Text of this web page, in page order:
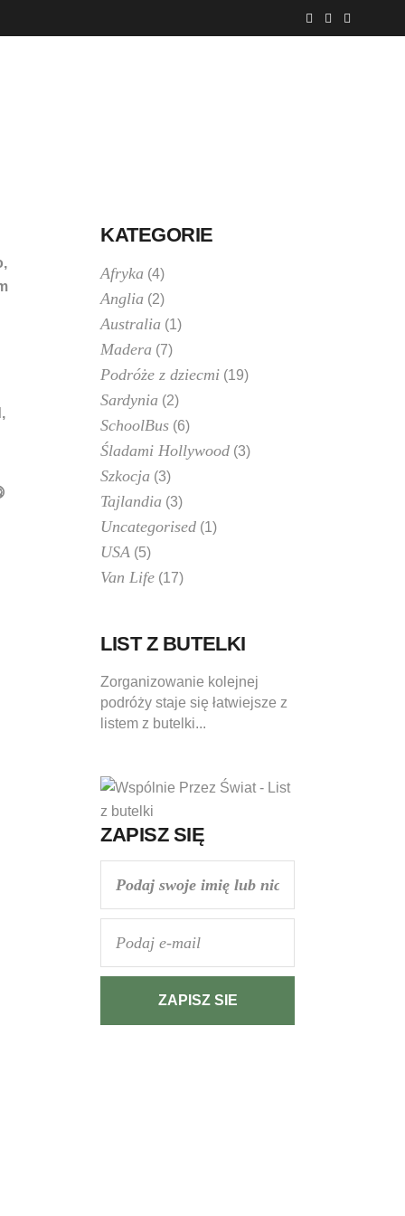
KATEGORIE
Afryka (4)
Anglia (2)
Australia (1)
Madera (7)
Podróże z dziecmi (19)
Sardynia (2)
SchoolBus (6)
Śladami Hollywood (3)
Szkocja (3)
Tajlandia (3)
Uncategorised (1)
USA (5)
Van Life (17)
LIST Z BUTELKI
Zorganizowanie kolejnej
podróży staje się łatwiejsze z
listem z butelki...
ZAPISZ SIĘ